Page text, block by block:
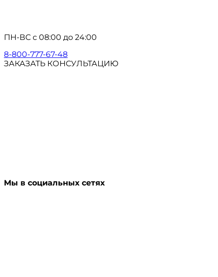
ПН-ВС с 08:00 до 24:00
8-800-777-67-48
ЗАКАЗАТЬ КОНСУЛЬТАЦИЮ
Мы в социальных сетях